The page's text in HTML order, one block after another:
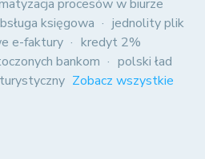
procesów w biurze
księgowa
jednolity plik
e-faktury
kredyt 2%
bankom
polski ład
Zobacz wszystkie